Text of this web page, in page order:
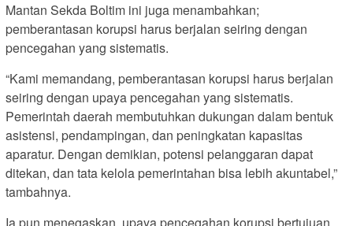
Mantan Sekda Boltim ini juga menambahkan;
pemberantasan korupsi harus berjalan seiring dengan
pencegahan yang sistematis.
“Kami memandang, pemberantasan korupsi harus berjalan
seiring dengan upaya pencegahan yang sistematis.
Pemerintah daerah membutuhkan dukungan dalam bentuk
asistensi, pendampingan, dan peningkatan kapasitas
aparatur. Dengan demikian, potensi pelanggaran dapat
ditekan, dan tata kelola pemerintahan bisa lebih akuntabel,”
tambahnya.